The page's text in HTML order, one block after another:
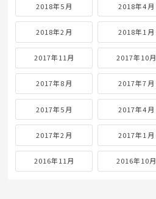
2018年5月 2018年4月
2018年2月 2018年1月
2017年11月 2017年10月
2017年8月 2017年7月
2017年5月 2017年4月
2017年2月 2017年1月
2016年11月 2016年10月